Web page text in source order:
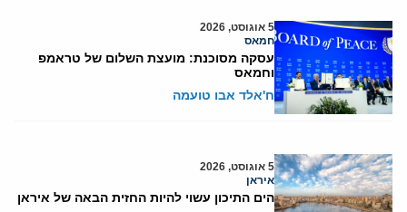
5 אוגוסט, 2026
חמאס
עסקה מסוכנת: מועצת השלום של טראמפ
וחמאס
ח'אלד אבו טועמה
5 אוגוסט, 2026
איראן
הים התיכון עשוי להיות החזית הבאה של איראן